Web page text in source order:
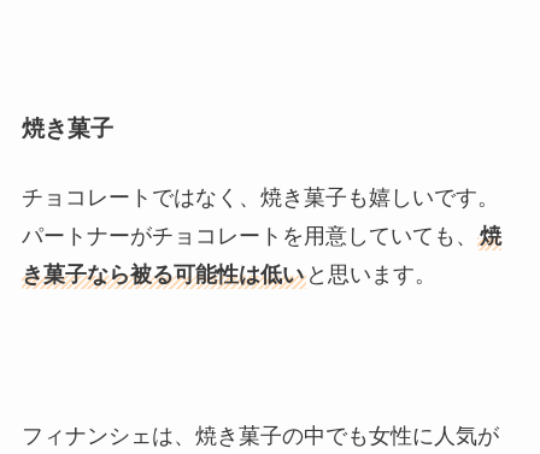
焼き菓子
チョコレートではなく、焼き菓子も嬉しいです。
パートナーがチョコレートを用意していても、 焼
き菓子なら被る可能性は低いと思います。
フィナンシェは、焼き菓子の中でも女性に人気が